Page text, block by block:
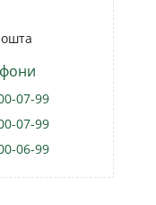
07-99
07-99
06-99